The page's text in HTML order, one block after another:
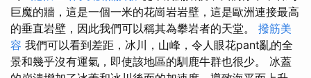
巨魔的牆，這是一個一米的花崗岩岩壁，這是歐洲連接最高
的垂直岩壁，因此我們可以稱其為攀岩者的天堂。 撥筋美
容 我們可以看到差距，冰川，山峰，令人眼花pant亂的全
景和幾乎沒有運氣，即使該地區的馴鹿牛群也很少。 冰蓋